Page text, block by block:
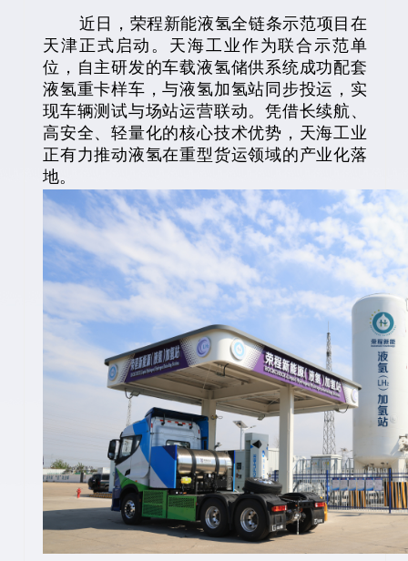
近日，荣程新能液氢全链条示范项目在
天津正式启动。天海工业作为联合示范单
位，自主研发的车载液氢储供系统成功配套
液氢重卡样车，与液氢加氢站同步投运，实
现车辆测试与场站运营联动。凭借长续航、
高安全、轻量化的核心技术优势，天海工业
正有力推动液氢在重型货运领域的产业化落
地。